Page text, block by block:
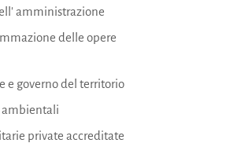
amministrazione
delle opere
e governo del territorio
private accreditate